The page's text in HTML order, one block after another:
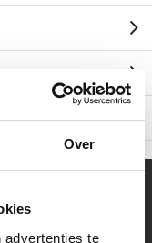
Over
advertenties te